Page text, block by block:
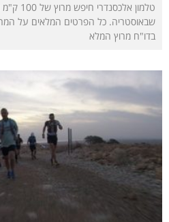
טלמון
שבאוסטריה. כל הפרטים המלאים על
בדו"ח מרוץ המלא